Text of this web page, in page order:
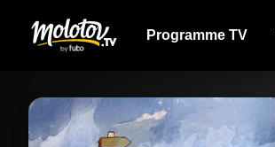
Programme TV